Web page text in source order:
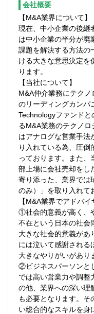
同社
ます
それ
アド
いた
し、
の介
す。
また
た、
利用
た場
だく
社内
やり
会社概要
【M&A業界について】
現在、中小企業の後継
は中小企業の半分が廃
課題を解決する方法の
ける大きな意思決定を
ります。
【当社について】
M&A仲介業務にテクノ
のリーディングカンパ
Technologyファンド
るM&A業務のテクノ
はアナログな営業手法
り入れている為、圧
っております。また、
部上場に会社売却をし
寄り添った、業界では
のみ）」を取り入れて
【M&A業界でアドバ
①社会的意義が高く、
不在という日本の社会
大きな社会的意義があ
には泣いて感謝される
大きなやりがいがあり
②ビジネスパーソンと
では高い営業力や調整
の他、業界への深い理
も必要となります。そ
い総合的なスキルを身